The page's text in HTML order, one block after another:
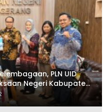
PLN UID
Negeri Kabupaten
Dukung Pelayanan